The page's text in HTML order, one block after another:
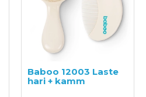
Baboo 12003 Laste
hari + kamm